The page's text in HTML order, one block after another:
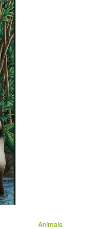
Animais